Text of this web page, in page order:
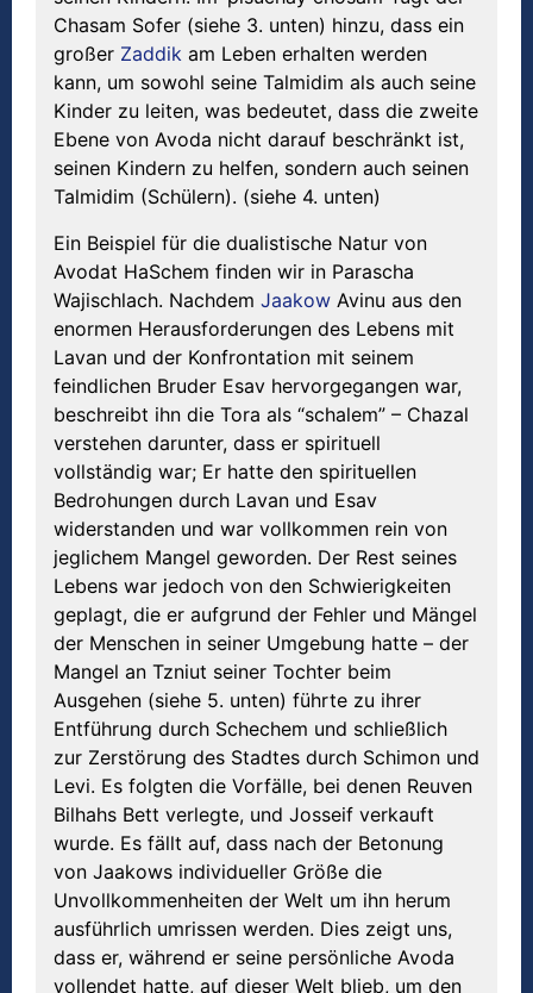
Chasam Sofer (siehe 3. unten) hinzu, dass ein
großer Zaddik am Leben erhalten werden
kann, um sowohl seine Talmidim als auch seine
Kinder zu leiten, was bedeutet, dass die zweite
Ebene von Avoda nicht darauf beschränkt ist,
seinen Kindern zu helfen, sondern auch seinen
Talmidim (Schülern). (siehe 4. unten)
Ein Beispiel für die dualistische Natur von
Avodat HaSchem finden wir in Parascha
Wajischlach. Nachdem Jaakow Avinu aus den
enormen Herausforderungen des Lebens mit
Lavan und der Konfrontation mit seinem
feindlichen Bruder Esav hervorgegangen war,
beschreibt ihn die Tora als “schalem” – Chazal
verstehen darunter, dass er spirituell
vollständig war; Er hatte den spirituellen
Bedrohungen durch Lavan und Esav
widerstanden und war vollkommen rein von
jeglichem Mangel geworden. Der Rest seines
Lebens war jedoch von den Schwierigkeiten
geplagt, die er aufgrund der Fehler und Mängel
der Menschen in seiner Umgebung hatte – der
Mangel an Tzniut seiner Tochter beim
Ausgehen (siehe 5. unten) führte zu ihrer
Entführung durch Schechem und schließlich
zur Zerstörung des Stadtes durch Schimon und
Levi. Es folgten die Vorfälle, bei denen Reuven
Bilhahs Bett verlegte, und Josseif verkauft
wurde. Es fällt auf, dass nach der Betonung
von Jaakows individueller Größe die
Unvollkommenheiten der Welt um ihn herum
ausführlich umrissen werden. Dies zeigt uns,
dass er, während er seine persönliche Avoda
vollendet hatte, auf dieser Welt blieb, um den